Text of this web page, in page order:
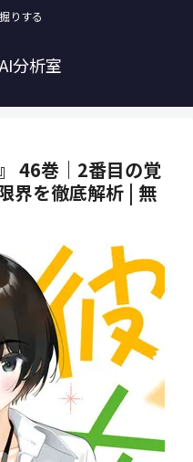
りする
分析室
46巻｜2番目の覚
界を徹底解析 | 無